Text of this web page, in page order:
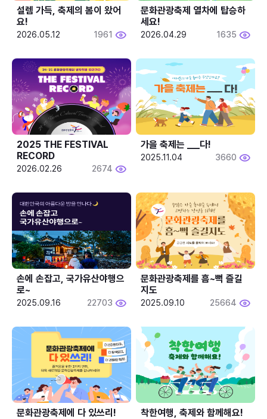
설렘 가득, 축제의 봄이 왔어
요!
2026.05.12 1961
문화관광축제 열차에 탑승하
세요!
2026.04.29 1635
2025 THE FESTIVAL
RECORD
2026.02.26 2674
2025.11.04 3660
손에 손잡고, 국가유산야행으
로~
2025.09.16 22703
문화관광축제를 흠~뻑 즐길
지도
2025.09.10 25664
문화관광축제에 다 있쓰리! 착한여행, 축제와 함께해요!